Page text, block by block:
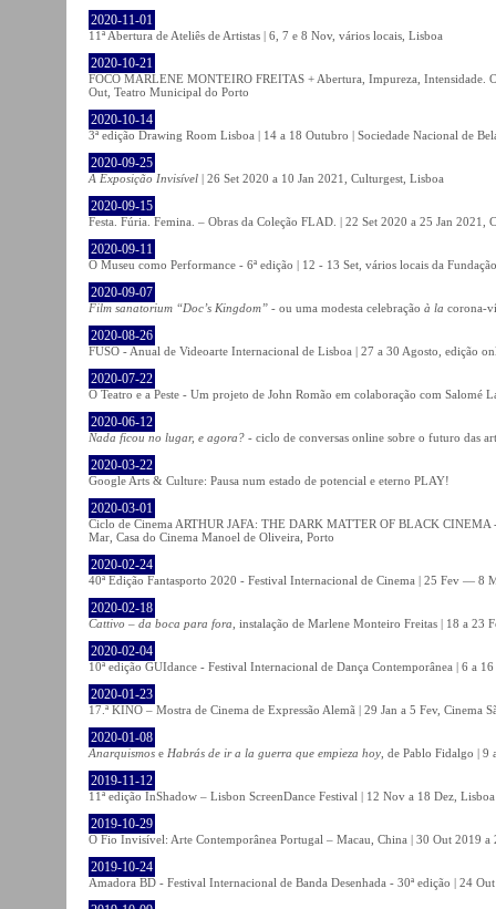
2020-11-01
11ª Abertura de Ateliês de Artistas | 6, 7 e 8 Nov, vários locais, Lisboa
2020-10-21
FOCO MARLENE MONTEIRO FREITAS + Abertura, Impureza, Intensidade.
Out, Teatro Municipal do Porto
2020-10-14
3ª edição Drawing Room Lisboa | 14 a 18 Outubro | Sociedade Nacional de
2020-09-25
A Exposição Invisível | 26 Set 2020 a 10 Jan 2021, Culturgest, Lisboa
2020-09-15
Festa. Fúria. Femina. – Obras da Coleção FLAD. | 22 Set 2020 a 25 Jan
2020-09-11
O Museu como Performance - 6ª edição | 12 - 13 Set, vários locais da
2020-09-07
Film sanatorium “Doc’s Kingdom” - ou uma modesta celebração à la corona-
2020-08-26
FUSO - Anual de Videoarte Internacional de Lisboa | 27 a 30 Agosto, edição
2020-07-22
O Teatro e a Peste - Um projeto de John Romão em colaboração com Salomé
2020-06-12
Nada ficou no lugar, e agora? - ciclo de conversas online sobre o futuro das
2020-03-22
Google Arts & Culture: Pausa num estado de potencial e eterno PLAY!
2020-03-01
Ciclo de Cinema ARTHUR JAFA: THE DARK MATTER OF BLACK
Mar, Casa do Cinema Manoel de Oliveira, Porto
2020-02-24
40ª Edição Fantasporto 2020 - Festival Internacional de Cinema | 25 Fev — 8
2020-02-18
Cattivo – da boca para fora , instalação de Marlene Monteiro Freitas | 18 a
2020-02-04
10ª edição GUIdance - Festival Internacional de Dança Contemporânea | 6 a
2020-01-23
17.ª KINO – Mostra de Cinema de Expressão Alemã | 29 Jan a 5 Fev, Cinema
2020-01-08
Anarquismos e Habrás de ir a la guerra que empieza hoy , de Pablo Fidalgo |
2019-11-12
11ª edição InShadow – Lisbon ScreenDance Festival | 12 Nov a 18 Dez, Lisboa
2019-10-29
O Fio Invisível: Arte Contemporânea Portugal – Macau, China | 30 Out 2019
2019-10-24
Amadora BD - Festival Internacional de Banda Desenhada - 30ª edição | 24